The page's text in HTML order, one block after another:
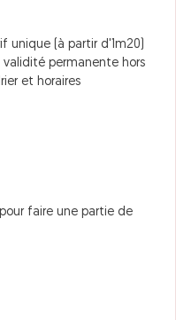
unique (à partir d'1m20)
permanente hors
et horaires
faire une partie de